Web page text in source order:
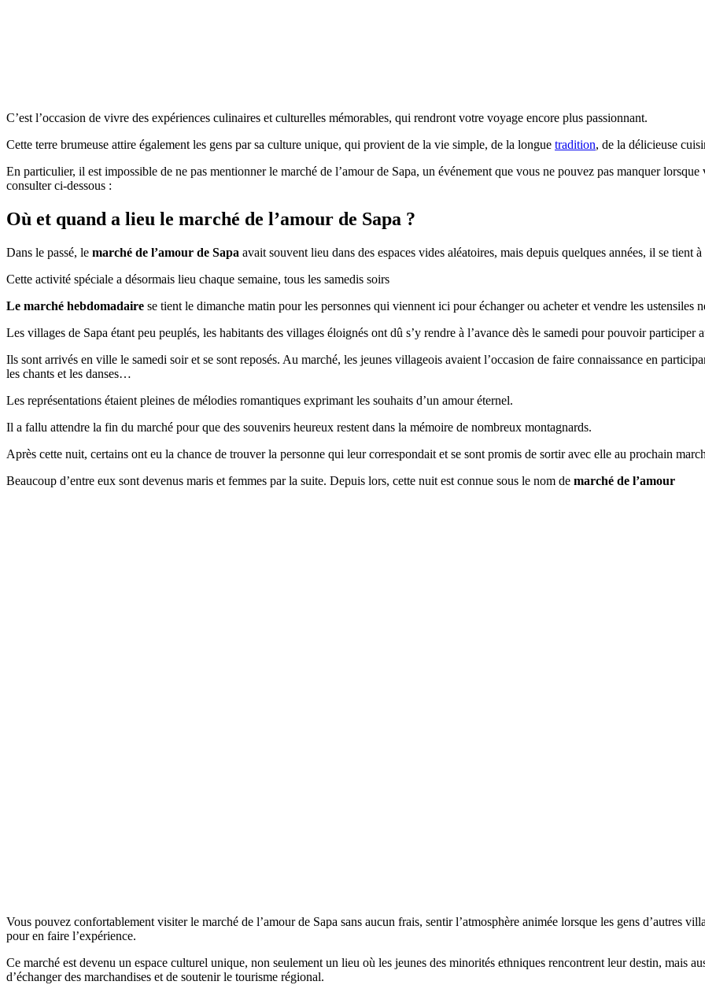
C’est l’occasion de vivre des expériences culinaires et culturelles mémorables, qui rendront votre voyage encore plus passionnant.
Cette terre brumeuse attire également les gens par sa culture unique, qui provient de la vie simple, de la longue tradition, de la délicieuse
En particulier, il est impossible de ne pas mentionner le marché de l’amour de Sapa, un événement que vous ne pouvez pas manquer
consulter ci-dessous :
Où et quand a lieu le marché de l’amour de Sapa ?
Dans le passé, le marché de l’amour de Sapa avait souvent lieu dans des espaces vides aléatoires, mais depuis quelques années, il se tient
Cette activité spéciale a désormais lieu chaque semaine, tous les samedis soirs
Le marché hebdomadaire se tient le dimanche matin pour les personnes qui viennent ici pour échanger ou acheter et vendre les ustensiles
Les villages de Sapa étant peu peuplés, les habitants des villages éloignés ont dû s’y rendre à l’avance dès le samedi pour pouvoir participer
Ils sont arrivés en ville le samedi soir et se sont reposés. Au marché, les jeunes villageois avaient l’occasion de faire connaissance en
les chants et les danses…
Les représentations étaient pleines de mélodies romantiques exprimant les souhaits d’un amour éternel.
Il a fallu attendre la fin du marché pour que des souvenirs heureux restent dans la mémoire de nombreux montagnards.
Après cette nuit, certains ont eu la chance de trouver la personne qui leur correspondait et se sont promis de sortir avec elle au prochain
Beaucoup d’entre eux sont devenus maris et femmes par la suite. Depuis lors, cette nuit est connue sous le nom de marché de l’amour
Vous pouvez confortablement visiter le marché de l’amour de Sapa sans aucun frais, sentir l’atmosphère animée lorsque les gens d’autres
pour en faire l’expérience.
Ce marché est devenu un espace culturel unique, non seulement un lieu où les jeunes des minorités ethniques rencontrent leur destin, mais
d’échanger des marchandises et de soutenir le tourisme régional.